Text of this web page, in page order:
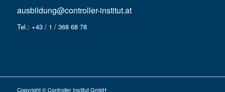
ausbildung@controller-institut.at
Tel.: +43 / 1 / 368 68 78
Copyright © Controller Institut GmbH